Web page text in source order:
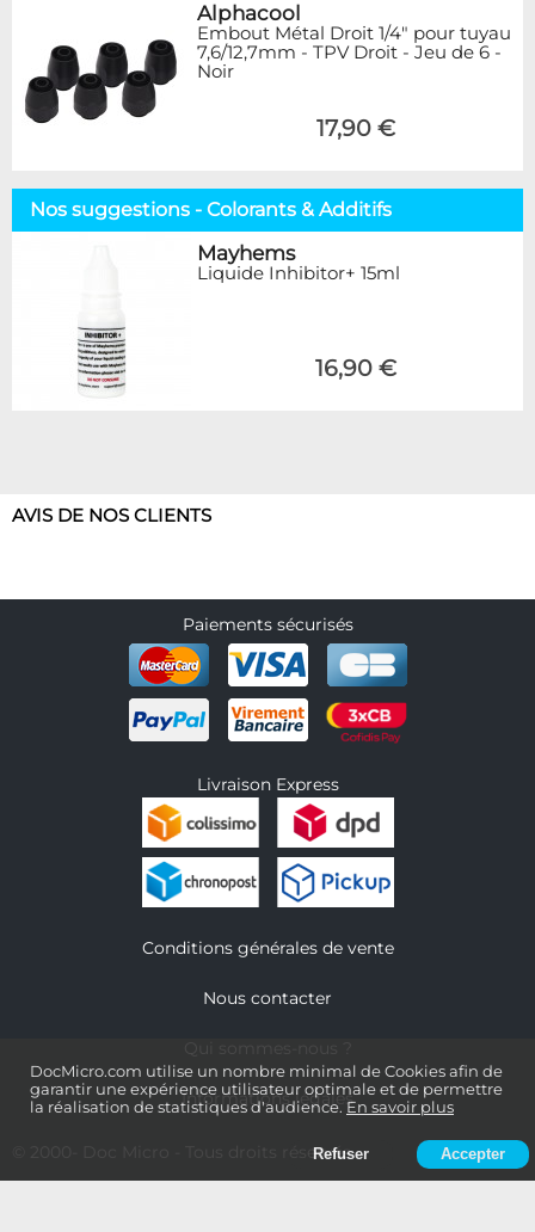
DocMicro.com utilise un nombre minimal de Cookies afin de
garantir une expérience utilisateur optimale et de permettre
la réalisation de statistiques d'audience. En savoir plus
Refuser Accepter
Alphacool
Embout Métal Droit 1/4" pour tuyau
7,6/12,7mm - TPV Droit - Jeu de 6 -
Noir
17,90 €
Nos suggestions - Colorants & Additifs
Mayhems
Liquide Inhibitor+ 15ml
16,90 €
AVIS DE NOS CLIENTS
Paiements sécurisés
Livraison Express
Conditions générales de vente
Nous contacter
Informations légales
- Tous droits réservés